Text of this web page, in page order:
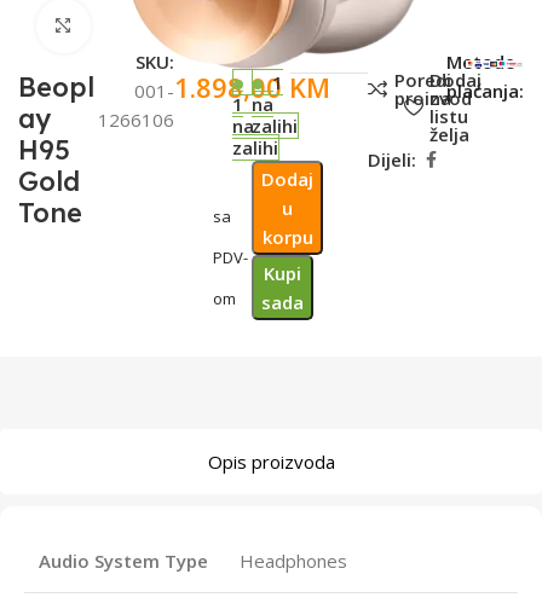
Click to enlarge
Beopl
ay
H95
Gold
Tone
SKU:
001-
1266106
1.898,00 KM
sa
PDV-
om
1
na
zalihi
1
na
zalihi
Dodaj
u
korpu
Kupi
sada
Poredi
proizvod
Dodaj
na
listu
želja
Dijeli:
Metode
plaćanja:
Opis proizvoda
Audio System Type Headphones